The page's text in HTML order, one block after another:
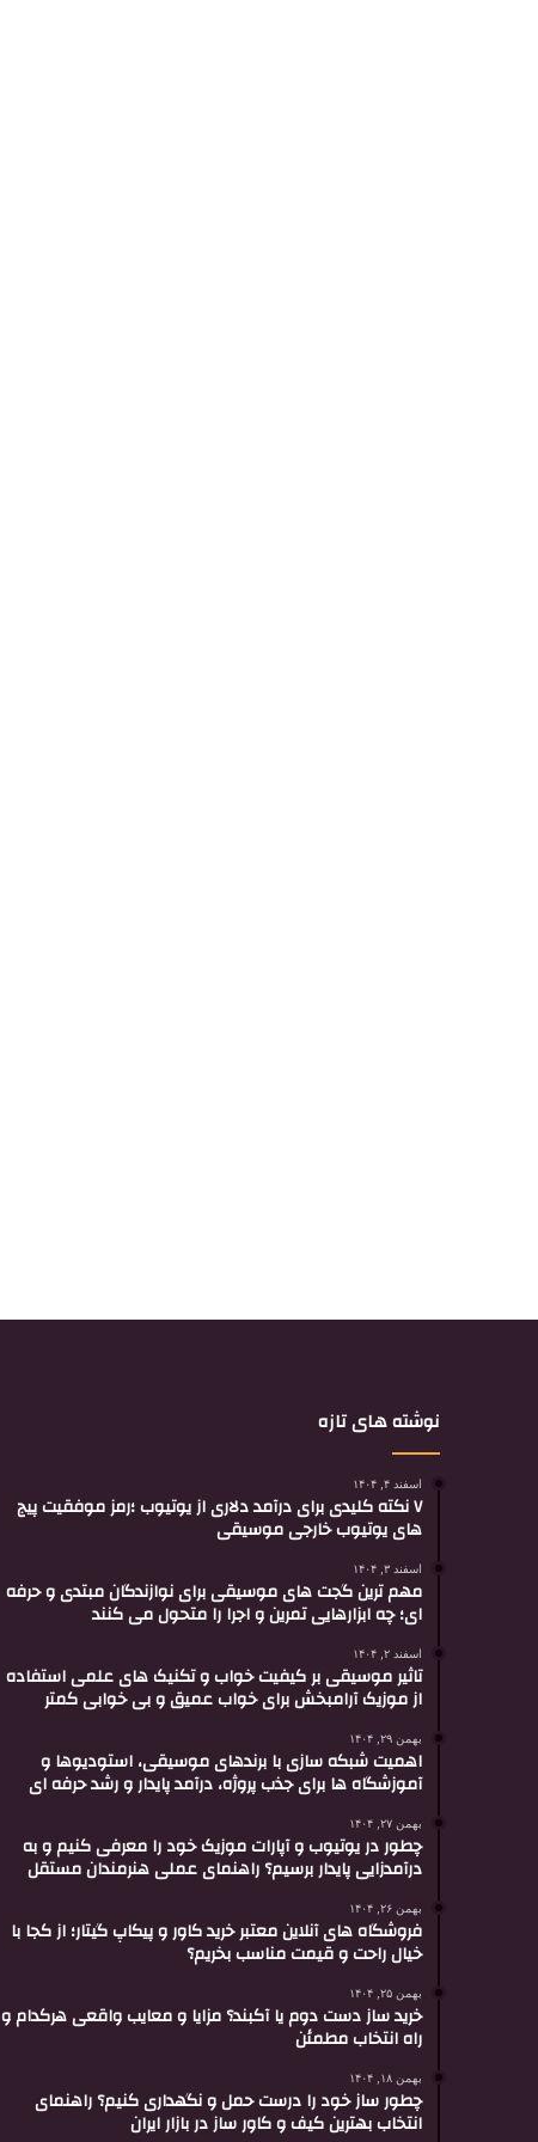
نوشته های تازه
اسفند ۴, ۱۴۰۴
۷ نکته کلیدی برای درآمد دلاری از یوتیوب ؛رمز موفقیت پیج
های یوتیوب خارجی موسیقی
اسفند ۳, ۱۴۰۴
مهم ترین گجت های موسیقی برای نوازندگان مبتدی و حرفه
ای؛ چه ابزارهایی تمرین و اجرا را متحول می کنند
اسفند ۲, ۱۴۰۴
تاثیر موسیقی بر کیفیت خواب و تکنیک های علمی استفاده
از موزیک آرامبخش برای خواب عمیق و بی خوابی کمتر
بهمن ۲۹, ۱۴۰۴
اهمیت شبکه سازی با برندهای موسیقی، استودیوها و
آموزشگاه ها برای جذب پروژه، درآمد پایدار و رشد حرفه ای
بهمن ۲۷, ۱۴۰۴
چطور در یوتیوب و آپارات موزیک خود را معرفی کنیم و به
درآمدزایی پایدار برسیم؟ راهنمای عملی هنرمندان مستقل
بهمن ۲۶, ۱۴۰۴
فروشگاه های آنلاین معتبر خرید کاور و پیکاپ گیتار؛ از کجا با
خیال راحت و قیمت مناسب بخریم؟
بهمن ۲۵, ۱۴۰۴
خرید ساز دست دوم یا آکبند؟ مزایا و معایب واقعی هرکدام و
راه انتخاب مطمئن
بهمن ۱۸, ۱۴۰۴
چطور ساز خود را درست حمل و نگهداری کنیم؟ راهنمای
انتخاب بهترین کیف و کاور ساز در بازار ایران